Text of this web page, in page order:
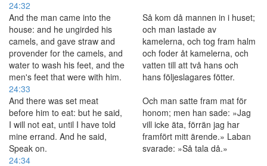
24:32
And the man came into the
house: and he ungirded his
camels, and gave straw and
provender for the camels, and
water to wash his feet, and the
men's feet that were with him.
Så kom då mannen in i huset;
och man lastade av
kamelerna, och tog fram halm
och foder åt kamelerna, och
vatten till att två hans och
hans följeslagares fötter.
24:33
And there was set meat
before him to eat: but he said,
I will not eat, until I have told
mine errand. And he said,
Speak on.
Och man satte fram mat för
honom; men han sade: »Jag
vill icke äta, förrän jag har
framfört mitt ärende.» Laban
svarade: »Så tala då.»
24:34